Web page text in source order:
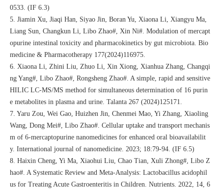
0533. (IF 6.3)
5. Jiamin Xu, Jiaqi Han, Siyao Jin, Boran Yu, Xiaona Li, Xiangyu Ma,
Liang Sun, Changkun Li, Libo Zhao#, Xin Ni#. Modulation of mercapt
opurine intestinal toxicity and pharmacokinetics by gut microbiota. Bio
medicine & Pharmacotherapy 177(2024)116975.
6. Xiaona Li, Zhini Liu, Zhuo Li, Xin Xiong, Xianhua Zhang, Changqi
ng Yang#, Libo Zhao#, Rongsheng Zhao#. A simple, rapid and sensitive
HILIC LC-MS/MS method for simultaneous determination of 16 purin
e metabolites in plasma and urine. Talanta 267 (2024)125171.
7. Yaru Zou, Wei Gao, Huizhen Jin, Chenmei Mao, Yi Zhang, Xiaoling
Wang, Dong Mei#, Libo Zhao#. Cellular uptake and transport mechanis
m of 6-mercaptopurine nanomedicines for enhanced oral bioavailabilit
y. International journal of nanomedicine. 2023; 18:79-94. (IF 6.5)
8. Haixin Cheng, Yi Ma, Xiaohui Liu, Chao Tian, Xuli Zhong#, Libo Z
hao#. A Systematic Review and Meta-Analysis: Lactobacillus acidophil
us for Treating Acute Gastroenteritis in Children. Nutrients. 2022, 14, 6